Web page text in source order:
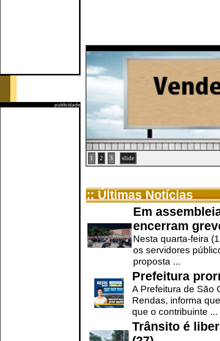
publicidade
1 2 3 slide
:: Últimas Notícias
Em
encerram
Nesta quarta-feira
os servidores
proposta ...
Prefeitura
A Prefeitura de São
Rendas, informa
que o contribuinte ...
Trânsito é